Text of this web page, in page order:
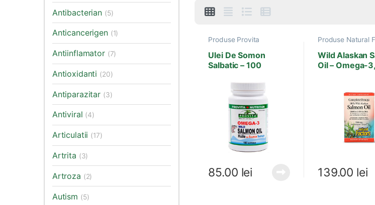
Produse Provita
esentiali, Creier, Memorie
Ulei De Somon
Salbatic – 100
85.00 lei
Produse Natural
Antioxidanti
Wild Alaskan
Oil – Omega-
139.00 lei
Antibacterian (5)
Anticancerigen (1)
Antiinflamator (7)
Antioxidanti (20)
Antiparazitar (3)
Antiviral (4)
Articulatii (17)
Artrita (3)
Artroza (2)
Autism (5)